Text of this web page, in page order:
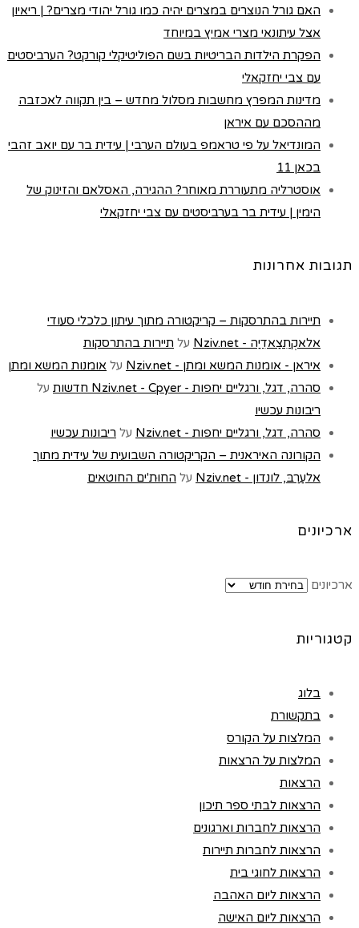
האם גורל הנוצרים במצרים יהיה כמו גורל יהודי מצרים? | ריאיון
אצל עיתונאי מצרי אמיץ במיוחד
הפקרת הילדות הבריטיות בשם הפוליטיקלי קורקט? הערביסטים
עם צבי יחזקאלי
מדינות המפרץ מחשבות מסלול מחדש – בין תקווה לאכזבה
מההסכם עם איראן
המונדיאל על פי טראמפ בעולם הערבי | עידית בר עם יואב זהבי
בכאן 11
אוסטרליה מתעוררת מאוחר? ההגירה, האסלאם והזינוק של
הימין | עידית בר בערביסטים עם צבי יחזקאלי
תגובות אחרונות
תיירות בהתרסקות – קריקטורה מתוך עיתון כלכלי סעודי
אלאקְתִצַאדִיַה - Nziv.net
על תיירות בהתרסקות
איראן - אומנות המשא ומתן - Nziv.net
על אומנות המשא ומתן
סהרה, דגל, ורגליים יחפות - Nziv.net - Cpyer חדשות
על
ריבונות עכשיו
סהרה, דגל, ורגליים יחפות - Nziv.net
על ריבונות עכשיו
הקורונה האיראנית – הקריקטורה השבועית של עידית מתוך
אלעַרַבּ, לונדון - Nziv.net
על החוּת'ים החוטאים
ארכיונים
ארכיונים
קטגוריות
בלוג
בתקשורת
המלצות על הקורס
המלצות על הרצאות
הרצאות
הרצאות לבתי ספר תיכון
הרצאות לחברות וארגונים
הרצאות לחברות תיירות
הרצאות לחוגי בית
הרצאות ליום האהבה
הרצאות ליום האישה